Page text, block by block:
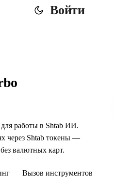
Войти
работы в Shtab ИИ.
через Shtab токены —
валютных карт.
Вызов инструментов